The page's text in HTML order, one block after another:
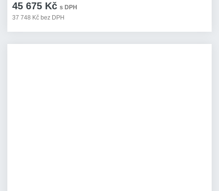
45 675 Kč s DPH
37 748 Kč bez DPH